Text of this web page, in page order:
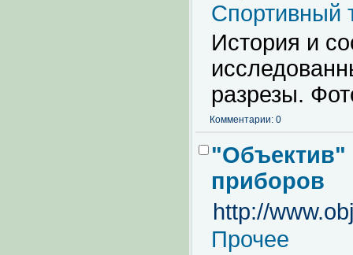
Спортивный
История и
разрезы.
Комментарии: 0
"Объектив"
приборов
http://
Прочее